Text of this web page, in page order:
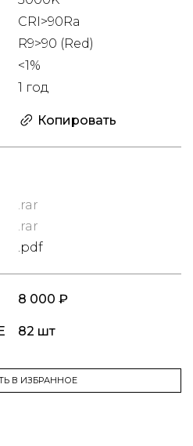
<1%
CRI>90Ra
R9>90 (Red)
1 год
Копировать
.rar
.rar
.pdf
8 000 ₽
82 шт
В ИЗБРАННОЕ